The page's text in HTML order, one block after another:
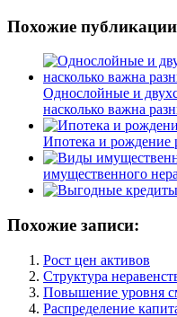
Похожие публикации
Однослойные и
насколько важна
Ипотека и рождение
имущественного
Похожие записи:
Рост цен активов
Структура
Повышение уровня
Распределение